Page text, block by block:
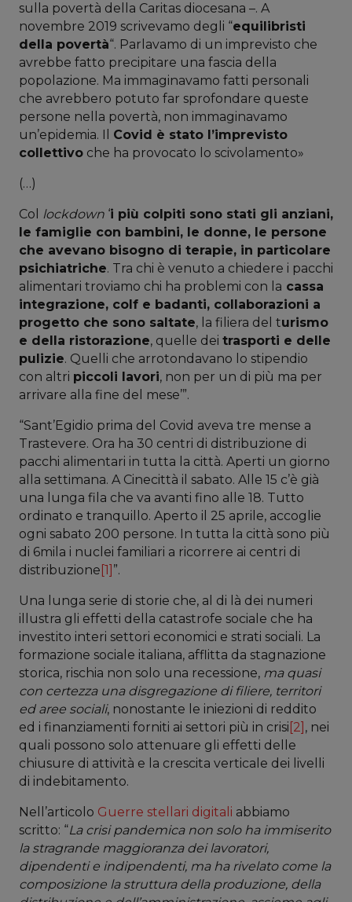
sulla povertà della Caritas diocesana –. A
novembre 2019 scrivevamo degli “equilibristi
della povertà“. Parlavamo di un imprevisto che
avrebbe fatto precipitare una fascia della
popolazione. Ma immaginavamo fatti personali
che avrebbero potuto far sprofondare queste
persone nella povertà, non immaginavamo
un’epidemia. Il Covid è stato l’imprevisto
collettivo che ha provocato lo scivolamento»
(…)
Col lockdown ‘i più colpiti sono stati gli anziani,
le famiglie con bambini, le donne, le persone
che avevano bisogno di terapie, in particolare
psichiatriche. Tra chi è venuto a chiedere i pacchi
alimentari troviamo chi ha problemi con la cassa
integrazione, colf e badanti, collaborazioni a
progetto che sono saltate, la filiera del turismo
e della ristorazione, quelle dei trasporti e delle
pulizie. Quelli che arrotondavano lo stipendio
con altri piccoli lavori, non per un di più ma per
arrivare alla fine del mese’”.
“Sant’Egidio prima del Covid aveva tre mense a
Trastevere. Ora ha 30 centri di distribuzione di
pacchi alimentari in tutta la città. Aperti un giorno
alla settimana. A Cinecittà il sabato. Alle 15 c’è già
una lunga fila che va avanti fino alle 18. Tutto
ordinato e tranquillo. Aperto il 25 aprile, accoglie
ogni sabato 200 persone. In tutta la città sono più
di 6mila i nuclei familiari a ricorrere ai centri di
distribuzione [1] ”.
Una lunga serie di storie che, al di là dei numeri
illustra gli effetti della catastrofe sociale che ha
investito interi settori economici e strati sociali. La
formazione sociale italiana, afflitta da stagnazione
storica, rischia non solo una recessione, ma quasi
con certezza una disgregazione di filiere, territori
ed aree sociali, nonostante le iniezioni di reddito
ed i finanziamenti forniti ai settori più in crisi [2] , nei
quali possono solo attenuare gli effetti delle
chiusure di attività e la crescita verticale dei livelli
di indebitamento.
Nell’articolo Guerre stellari digitali abbiamo
scritto: “La crisi pandemica non solo ha immiserito
la stragrande maggioranza dei lavoratori,
dipendenti e indipendenti, ma ha rivelato come la
composizione la struttura della produzione, della